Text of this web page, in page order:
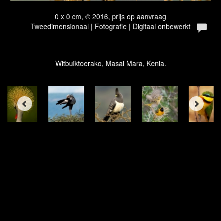
0 x 0 cm, © 2016, prijs op aanvraag
Tweedimensionaal | Fotografie | Digitaal onbewerkt
Witbuiktoerako, Masai Mara, Kenia.